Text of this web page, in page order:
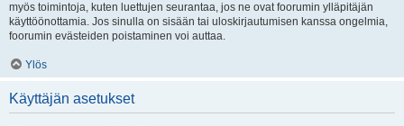
myös toimintoja, kuten luettujen seurantaa, jos ne ovat foorumin ylläpitäjän
käyttöönottamia. Jos sinulla on sisään tai uloskirjautumisen kanssa ongelmia,
foorumin evästeiden poistaminen voi auttaa.
Ylös
Käyttäjän asetukset